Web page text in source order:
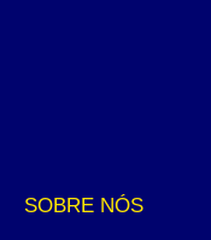
SOBRE NÓS